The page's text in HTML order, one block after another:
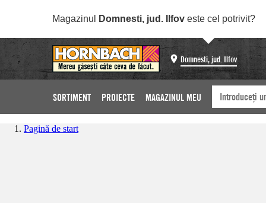
Magazinul Domnesti, jud. Ilfov este cel potrivit?
Domnesti, jud. Ilfov
SORTIMENT PROIECTE MAGAZINUL MEU
Pagină de start